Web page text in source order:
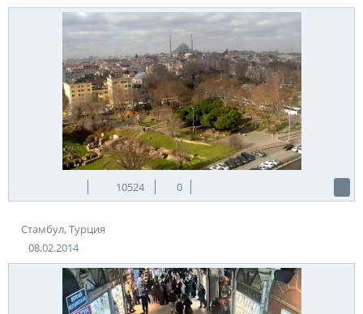
10524 0
Стамбул, Турция
08.02.2014